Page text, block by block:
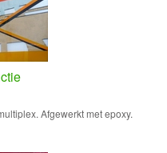
Afgewerkt met epoxy.